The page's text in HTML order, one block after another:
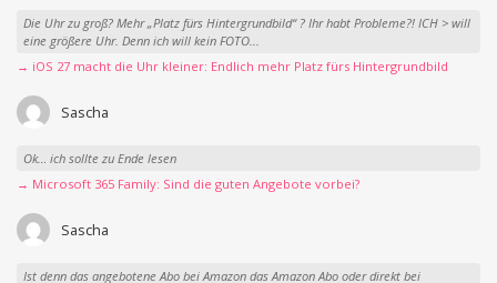
Die Uhr zu groß? Mehr „Platz fürs Hintergrundbild“ ? Ihr habt Probleme?! ICH > will
eine größere Uhr. Denn ich will kein FOTO...
→ iOS 27 macht die Uhr kleiner: Endlich mehr Platz fürs Hintergrundbild
Sascha
Ok… ich sollte zu Ende lesen
→ Microsoft 365 Family: Sind die guten Angebote vorbei?
Sascha
Ist denn das angebotene Abo bei Amazon das Amazon Abo oder direkt bei